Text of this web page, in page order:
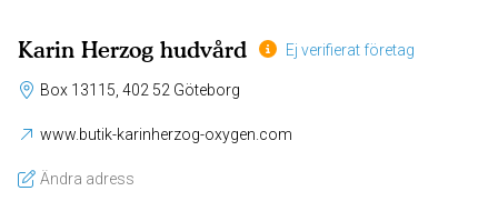
Karin Herzog hudvård Ej verifierat företag
Box 13115, 402 52 Göteborg
www.butik-karinherzog-oxygen.com
Ändra adress